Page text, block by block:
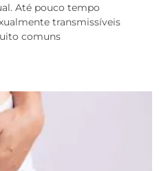
Até pouco tempo
transmissíveis
comuns